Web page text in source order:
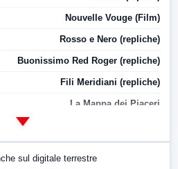
Nouvelle Vouge (Film)
Rosso e Nero (repliche)
Buonissimo Red Roger (repliche)
Fili Meridiani (repliche)
La Mappa dei Piaceri
sul digitale terrestre